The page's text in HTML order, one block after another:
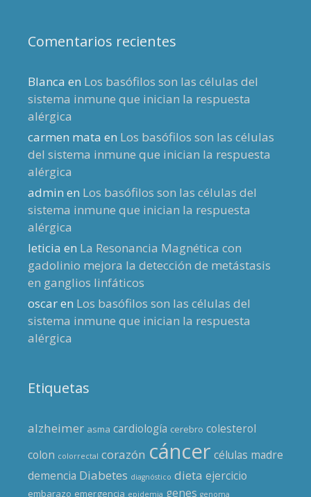
Comentarios recientes
Blanca en Los basófilos son las células del
sistema inmune que inician la respuesta
alérgica
carmen mata en Los basófilos son las células
del sistema inmune que inician la respuesta
alérgica
admin en Los basófilos son las células del
sistema inmune que inician la respuesta
alérgica
leticia en La Resonancia Magnética con
gadolinio mejora la detección de metástasis
en ganglios linfáticos
oscaren Los basófilos son las células del
sistema inmune que inician la respuesta
alérgica
Etiquetas
alzheimer asma cardiología cerebro colesterol
colon colorrectal corazón cáncer células madre
demencia Diabetes diagnóstico dieta ejercicio
embarazo emergencia epidemia genes genoma